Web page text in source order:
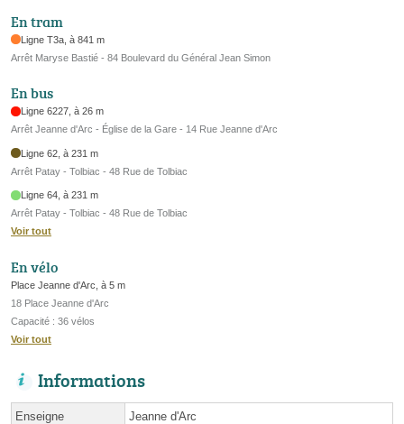
En tram
Ligne T3a, à 841 m
Arrêt Maryse Bastié - 84 Boulevard du Général Jean Simon
En bus
Ligne 6227, à 26 m
Arrêt Jeanne d'Arc - Église de la Gare - 14 Rue Jeanne d'Arc
Ligne 62, à 231 m
Arrêt Patay - Tolbiac - 48 Rue de Tolbiac
Ligne 64, à 231 m
Arrêt Patay - Tolbiac - 48 Rue de Tolbiac
Voir tout
En vélo
Place Jeanne d'Arc, à 5 m
18 Place Jeanne d'Arc
Capacité : 36 vélos
Voir tout
Informations
Enseigne Jeanne d'Arc